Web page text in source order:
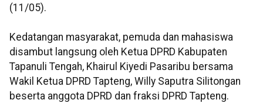
(11/05).
Kedatangan masyarakat, pemuda dan mahasiswa
disambut langsung oleh Ketua DPRD Kabupaten
Tapanuli Tengah, Khairul Kiyedi Pasaribu bersama
Wakil Ketua DPRD Tapteng, Willy Saputra Silitongan
beserta anggota DPRD dan fraksi DPRD Tapteng.